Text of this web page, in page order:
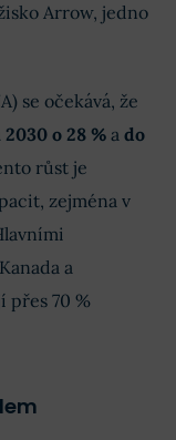
Arrow, jedno
se očekává, že
o 28 %a do
růst je
zejména v
a
přes 70 %